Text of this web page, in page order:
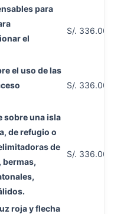
para
el
S/. 336.00
el uso de las
S/. 336.00
sobre una isla
de refugio o
de
bermas,
S/. 336.00
roja y flecha